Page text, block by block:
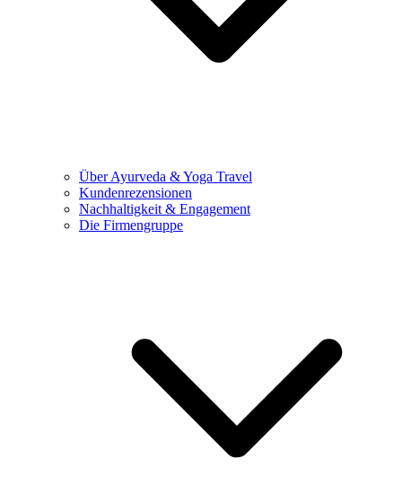
Über Ayurveda & Yoga Travel
Kundenrezensionen
Nachhaltigkeit & Engagement
Die Firmengruppe